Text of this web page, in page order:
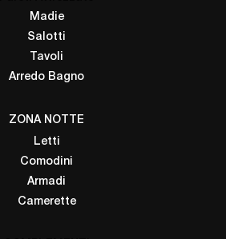
Madie
Salotti
Tavoli
Arredo Bagno
ZONA NOTTE
Letti
Comodini
Armadi
Camerette